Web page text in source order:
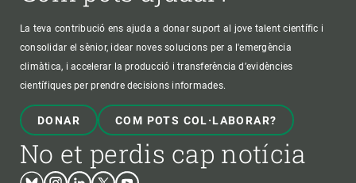
La teva contribució ens ajuda a donar suport al jove talent científic i
consolidar el sènior, idear noves solucions per a l'emergència
climàtica, i accelerar la producció i transferència d’evidències
científiques per prendre decisions informades.
DONAR COM POTS COL·LABORAR?
No et perdis cap notícia
BlueskyInstagram
LinkedinTwitterYoutube